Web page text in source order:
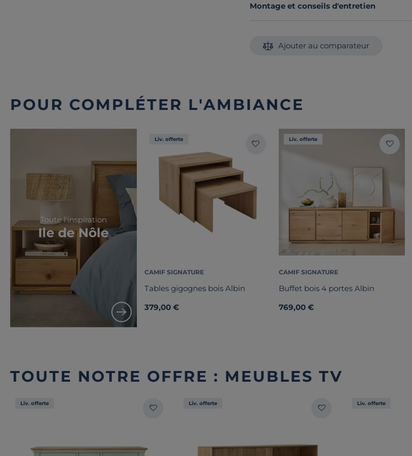
Montage et conseils d'entretien
Ajouter au comparateur
POUR COMPLÉTER L'AMBIANCE
Toute l'inspiration
Ile de Nôle
Liv. offerte
CAMIF SIGNATURE
Tables gigognes bois Albin
379,00 €
Liv. offerte
CAMIF SIGNATURE
Buffet bois 4 portes Albin
769,00 €
TOUTE NOTRE OFFRE : MEUBLES TV
Liv. offerte Liv. offerte Liv. offerte